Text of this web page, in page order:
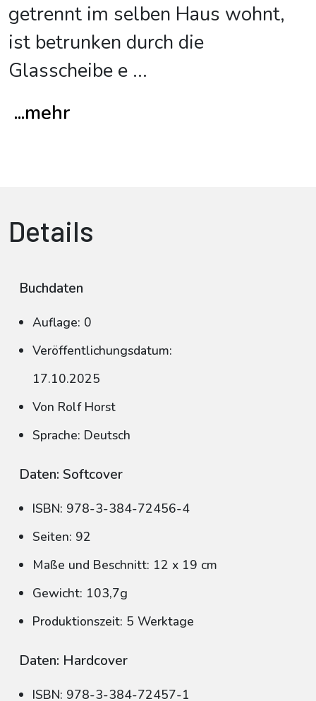
getrennt im selben Haus wohnt,
ist betrunken durch die
Glasscheibe e ...
...mehr
Details
Buchdaten
Auflage: 0
Veröffentlichungsdatum:
17.10.2025
Von Rolf Horst
Sprache: Deutsch
Daten: Softcover
ISBN: 978-3-384-72456-4
Seiten: 92
Maße und Beschnitt: 12 x 19 cm
Gewicht: 103,7g
Produktionszeit: 5 Werktage
Daten: Hardcover
ISBN: 978-3-384-72457-1